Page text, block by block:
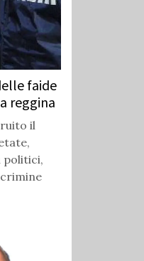
faide
reggina
il
politici,